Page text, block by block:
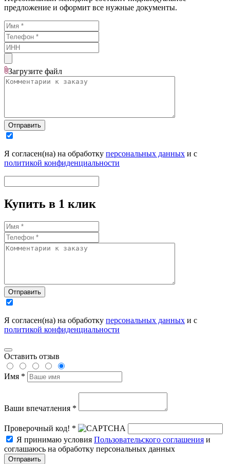
предложение и оформит все нужные документы.
Загрузите файл
Отправить
Я согласен(на) на обработку персональных данных и с
политикой конфиденциальности
Купить в 1 клик
Отправить
Я согласен(на) на обработку персональных данных и с
политикой конфиденциальности
Оставить отзыв
Имя *
Ваши впечатления *
Проверочный код! *
Я принимаю условия Пользовательского соглашения и
соглашаюсь на обработку персональных данных
Отправить